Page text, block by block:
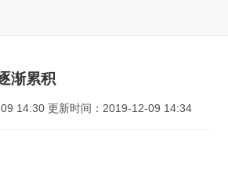
渐累积
14:30 更新时间：2019-12-09 14:34